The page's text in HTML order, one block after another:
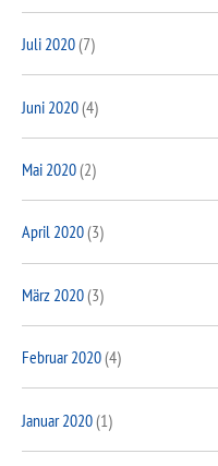
Juli 2020(7)
Juni 2020(4)
Mai 2020(2)
April 2020(3)
März 2020(3)
Februar 2020(4)
Januar 2020(1)